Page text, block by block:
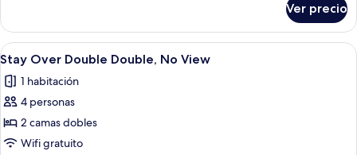
No
View
Over
Double
Single,
View
Ver precio
Abrir
todas
las
fotos
de
Stay
Habitación de hotel con dos camas,
3
Stay Over Double Double, No View
1 habitación
4 personas
2 camas dobles
Wifi gratuito